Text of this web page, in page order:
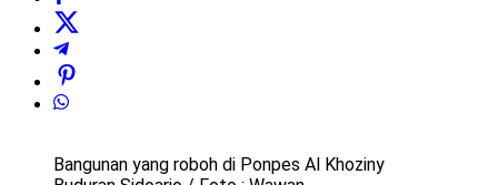
Bangunan yang roboh di Ponpes Al Khoziny